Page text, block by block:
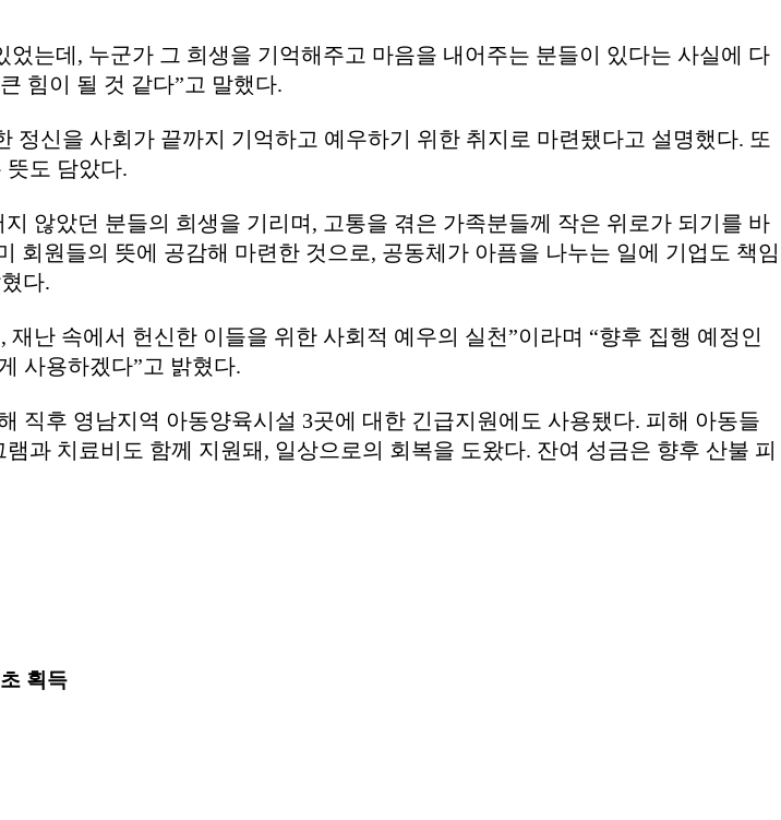
는데, 누군가 그 희생을 기억해주고 마음을 내어주는 분들이 있다는 사실에 다
힘이 될 것 같다”고 말했다.
신을 사회가 끝까지 기억하고 예우하기 위한 취지로 마련됐다고 설명했다. 또
뜻도 담았다.
않았던 분들의 희생을 기리며, 고통을 겪은 가족분들께 작은 위로가 되기를 바
회원들의 뜻에 공감해 마련한 것으로, 공동체가 아픔을 나누는 일에 기업도 책임
다.
난 속에서 헌신한 이들을 위한 사회적 예우의 실천”이라며 “향후 집행 예정인
사용하겠다”고 밝혔다.
직후 영남지역 아동양육시설 3곳에 대한 긴급지원에도 사용됐다. 피해 아동들
과 치료비도 함께 지원돼, 일상으로의 회복을 도왔다. 잔여 성금은 향후 산불 피
획득